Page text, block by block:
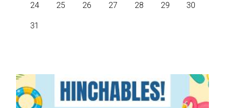
24 25 26 27 28 29 30
31